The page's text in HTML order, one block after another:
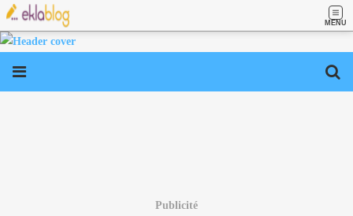
MENU
Publicité